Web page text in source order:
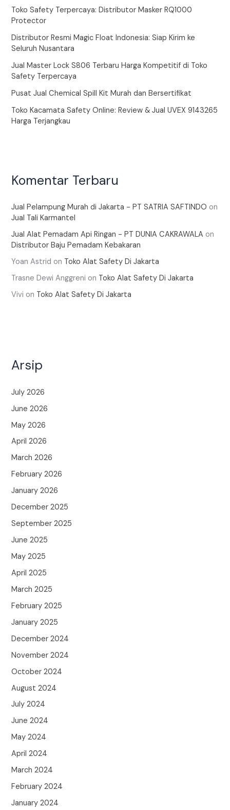
Toko Safety Terpercaya: Distributor Masker RQ1000
Protector
Distributor Resmi Magic Float Indonesia: Siap Kirim ke
Seluruh Nusantara
Jual Master Lock S806 Terbaru Harga Kompetitif di Toko
Safety Terpercaya
Pusat Jual Chemical Spill Kit Murah dan Bersertifikat
Toko Kacamata Safety Online: Review & Jual UVEX 9143265
Harga Terjangkau
Komentar Terbaru
Jual Pelampung Murah di Jakarta - PT SATRIA SAFTINDO on
Jual Tali Karmantel
Jual Alat Pemadam Api Ringan - PT DUNIA CAKRAWALA on
Distributor Baju Pemadam Kebakaran
Yoan Astrid on Toko Alat Safety Di Jakarta
Trasne Dewi Anggreni on Toko Alat Safety Di Jakarta
Vivi on Toko Alat Safety Di Jakarta
Arsip
July 2026
June 2026
May 2026
April 2026
March 2026
February 2026
January 2026
December 2025
September 2025
June 2025
May 2025
April 2025
March 2025
February 2025
January 2025
December 2024
November 2024
October 2024
August 2024
July 2024
June 2024
May 2024
April 2024
March 2024
February 2024
January 2024